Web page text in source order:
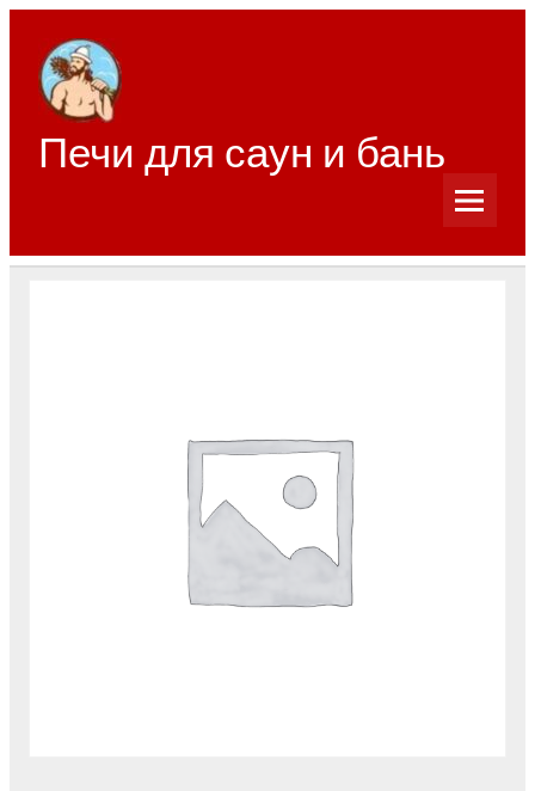
Перейти
содержимому
Печи для саун и бань